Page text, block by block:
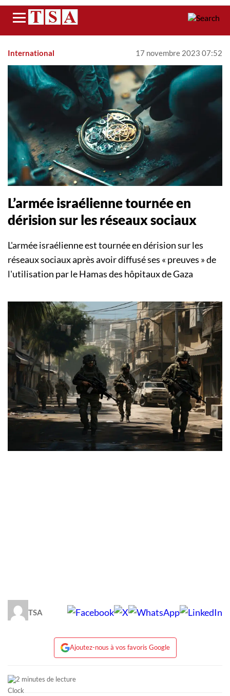
Menu
International 17 novembre 2023 07:52
L’armée israélienne tournée en
dérision sur les réseaux sociaux
L'armée israélienne est tournée en dérision sur les
réseaux sociaux après avoir diffusé ses « preuves » de
l'utilisation par le Hamas des hôpitaux de Gaza
TSA
Ajoutez-nous à vos favoris Google
2 minutes de lecture